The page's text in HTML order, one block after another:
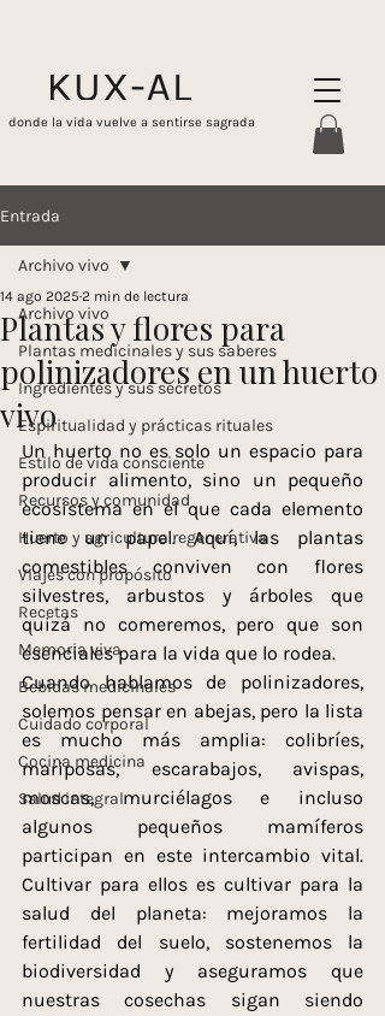
donde la vida vuelve a sentirse sagrada
Entrada
Archivo vivo
Plantas medicinales y sus saberes
Ingredientes y sus secretos
Espiritualidad y prácticas rituales
Estilo de vida consciente
Recursos y comunidad
Huerto y agricultura regenerativa
Viajes con propósito
Recetas
Memoria viva
Bebidas medicinales
Cuidado corporal
Cocina medicina
Salud integral
Archivo vivo
Plantas y flores para
polinizadores en un huerto
vivo
14 ago 2025 2 min de lectura
Un huerto no es solo un espacio para
producir alimento, sino un pequeño
ecosistema en el que cada elemento
tiene un papel. Aquí, las plantas
comestibles conviven con flores
silvestres, arbustos y árboles que
quizá no comeremos, pero que son
esenciales para la vida que lo rodea.
Cuando hablamos de polinizadores,
solemos pensar en abejas, pero la lista
es mucho más amplia: colibríes,
mariposas, escarabajos, avispas,
moscas, murciélagos e incluso
algunos pequeños mamíferos
participan en este intercambio vital.
Cultivar para ellos es cultivar para la
salud del planeta: mejoramos la
fertilidad del suelo, sostenemos la
biodiversidad y aseguramos que
nuestras cosechas sigan siendo